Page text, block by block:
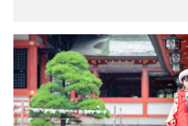
￥61,600（税込）～
詳しく見る